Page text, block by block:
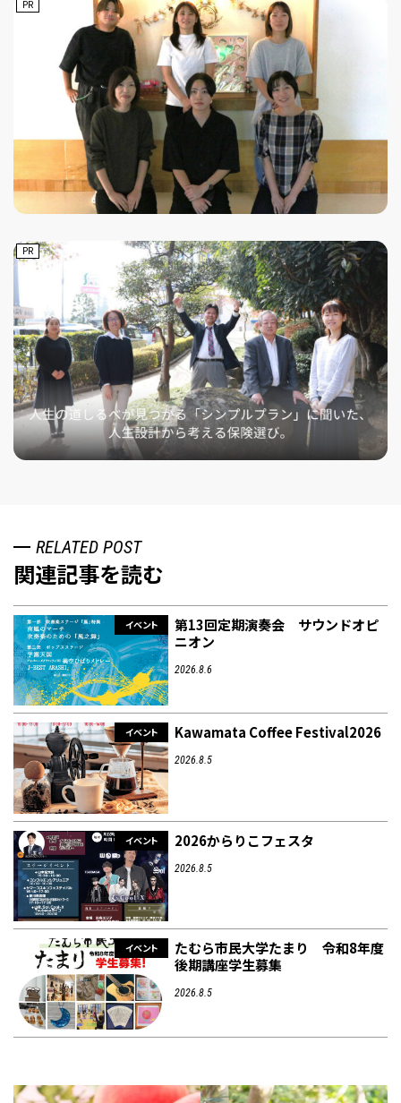
PR
PR
RELATED POST
関連記事を読む
イベント
第13回定期演奏会 サウンドオピ
ニオン
2026.8.6
イベント Kawamata Coffee Festival2026
2026.8.5
イベント 2026からりこフェスタ
2026.8.5
イベント
たむら市民大学たまり 令和8年度
後期講座学生募集
2026.8.5